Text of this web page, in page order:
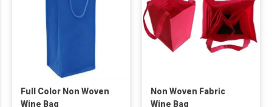
Full Color Non Woven
Wine Bag
Non Woven Fabric
Wine Bag